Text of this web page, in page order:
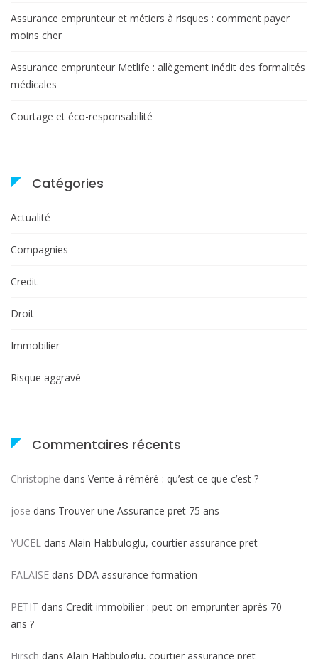
Assurance emprunteur et métiers à risques : comment payer
moins cher
Assurance emprunteur Metlife : allègement inédit des formalités
médicales
Courtage et éco-responsabilité
Catégories
Actualité
Compagnies
Credit
Droit
Immobilier
Risque aggravé
Commentaires récents
Christophe dans Vente à réméré : qu’est-ce que c’est ?
jose dans Trouver une Assurance pret 75 ans
YUCEL dans Alain Habbuloglu, courtier assurance pret
FALAISE dans DDA assurance formation
PETIT dans Credit immobilier : peut-on emprunter après 70
ans ?
Hirsch dans Alain Habbuloglu, courtier assurance pret